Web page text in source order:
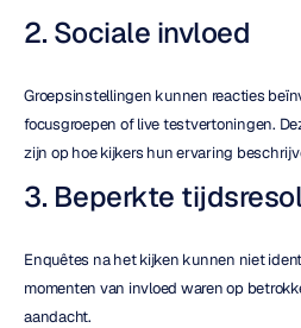
2. Sociale invloed
Groepsinstellingen kunnen reacties
focusgroepen of live testvertoningen.
zijn op hoe kijkers hun ervaring
3. Beperkte
Enquêtes na het kijken kunnen niet
momenten van invloed waren op
aandacht.